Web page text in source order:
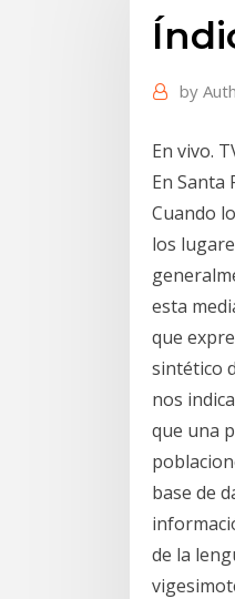
by
En vivo.
En Santa
Cuando
los
esta
que
sintético
nos
que una
base de
de la